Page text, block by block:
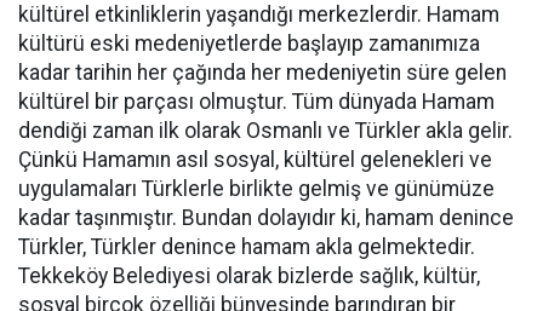
kültürel etkinliklerin yaşandığı merkezlerdir. Hamam
kültürü eski medeniyetlerde başlayıp zamanımıza
kadar tarihin her çağında her medeniyetin süre gelen
kültürel bir parçası olmuştur. Tüm dünyada Hamam
dendiği zaman ilk olarak Osmanlı ve Türkler akla gelir.
Çünkü Hamamın asıl sosyal, kültürel gelenekleri ve
uygulamaları Türklerle birlikte gelmiş ve günümüze
kadar taşınmıştır. Bundan dolayıdır ki, hamam denince
Türkler, Türkler denince hamam akla gelmektedir.
Tekkeköy Belediyesi olarak bizlerde sağlık, kültür,
sosyal birçok özelliği bünyesinde barındıran bir